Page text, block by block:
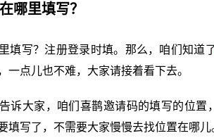
哪里填写？
填写？注册登录时填。那么，咱们知道
一点儿也不难，大家请接着看下去。
诉大家，咱们喜鹊邀请码的填写的位置
填写了，不需要大家慢慢去找位置在哪